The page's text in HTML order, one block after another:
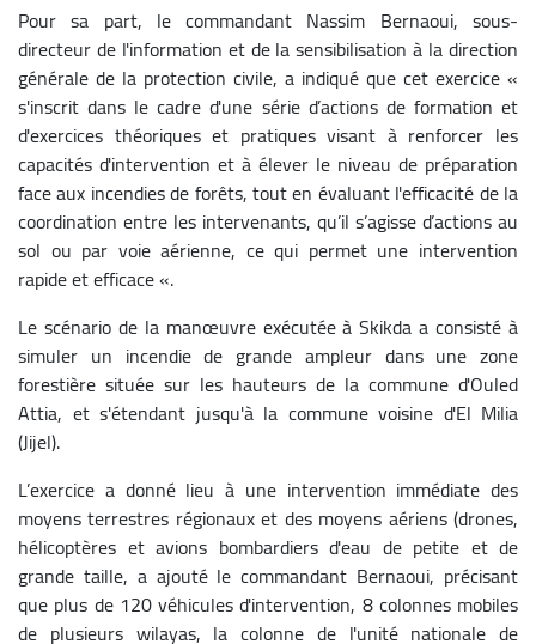
Pour sa part, le commandant Nassim Bernaoui, sous-
directeur de l'information et de la sensibilisation à la direction
générale de la protection civile, a indiqué que cet exercice «
s'inscrit dans le cadre d'une série d’actions de formation et
d'exercices théoriques et pratiques visant à renforcer les
capacités d'intervention et à élever le niveau de préparation
face aux incendies de forêts, tout en évaluant l'efficacité de la
coordination entre les intervenants, qu’il s’agisse d’actions au
sol ou par voie aérienne, ce qui permet une intervention
rapide et efficace «.
Le scénario de la manœuvre exécutée à Skikda a consisté à
simuler un incendie de grande ampleur dans une zone
forestière située sur les hauteurs de la commune d'Ouled
Attia, et s'étendant jusqu'à la commune voisine d'El Milia
(Jijel).
L’exercice a donné lieu à une intervention immédiate des
moyens terrestres régionaux et des moyens aériens (drones,
hélicoptères et avions bombardiers d'eau de petite et de
grande taille, a ajouté le commandant Bernaoui, précisant
que plus de 120 véhicules d'intervention, 8 colonnes mobiles
de plusieurs wilayas, la colonne de l'unité nationale de